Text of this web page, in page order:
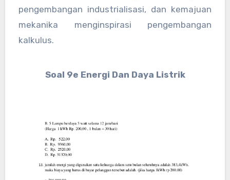
pengembangan industrialisasi, dan kemajuan
mekanika menginspirasi pengembangan
kalkulus.
Soal 9e Energi Dan Daya Listrik